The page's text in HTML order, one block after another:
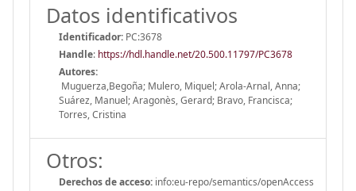
Datos identificativos
Identificador: PC:3678
Handle: https://hdl.handle.net/20.500.11797/PC3678
Autores:
Muguerza,Begoña; Mulero, Miquel; Arola-Arnal, Anna;
Suárez, Manuel; Aragonès, Gerard; Bravo, Francisca;
Torres, Cristina
Otros:
Derechos de acceso: info:eu-repo/semantics/openAccess